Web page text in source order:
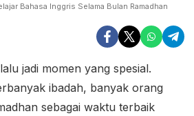
Bahasa Inggris Selama Bulan Ramadhan
jadi momen yang spesial.
ibadah, banyak orang
sebagai waktu terbaik